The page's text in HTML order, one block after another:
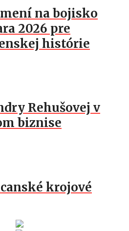
na bojisko
2026 pre
histórie
Rehušovej v
biznise
krojové